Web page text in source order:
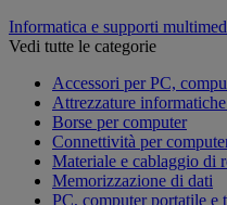
Informatica e supporti
Vedi tutte le categorie
Accessori per PC,
Attrezzature
Borse per computer
Connettività per
Materiale e cablaggio di
Memorizzazione di dati
PC, computer portatile e